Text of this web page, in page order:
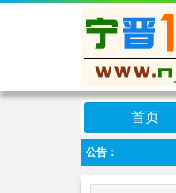
首页
公告：